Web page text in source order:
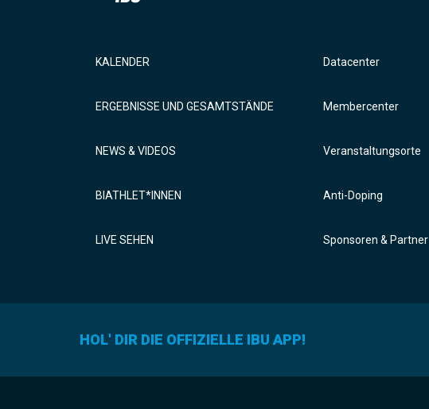
KALENDER
ERGEBNISSE UND GESAMTSTÄNDE
NEWS & VIDEOS
BIATHLET*INNEN
LIVE SEHEN
Datacenter
Membercenter
Veranstaltungsorte
Anti-Doping
Sponsoren & Partner
HOL' DIR DIE OFFIZIELLE IBU APP!